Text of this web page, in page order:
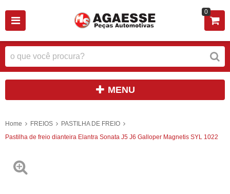
0
MENU
Home FREIOS
PASTILHA DE FREIO
Pastilha de freio dianteira Elantra Sonata J5 J6 Galloper Magnetis SYL 1022